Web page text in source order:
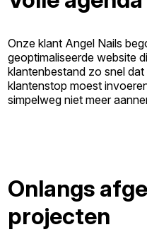
Onze klant Angel Nails
geoptimaliseerde website
klantenbestand zo snel
klantenstop moest
simpelweg niet meer
Onlangs
projecten